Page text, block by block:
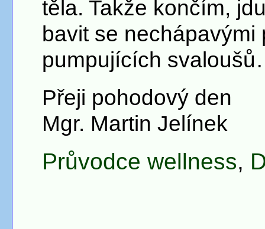
těla. Takže končím,
bavit se
pumpujících
Přeji pohodový den
Mgr. Martin Jelínek
Průvodce wellness,